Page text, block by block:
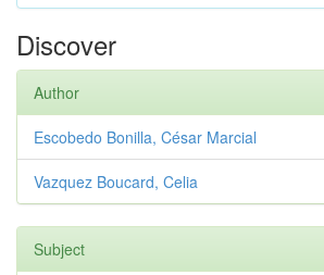
Discover
Author
Escobedo Bonilla, César Marcial
Vazquez Boucard, Celia
Subject